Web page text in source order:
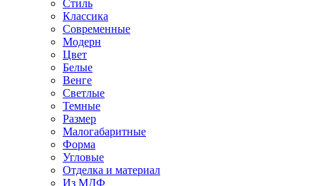
Стиль
Классика
Современные
Модерн
Цвет
Белые
Венге
Светлые
Темные
Размер
Малогабаритные
Форма
Угловые
Отделка и материал
Из МДФ